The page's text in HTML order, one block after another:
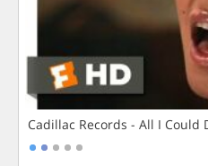
Cadillac Records - All I Could